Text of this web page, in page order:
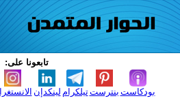
تابعونا على:
لينكدإن تيلكرامبنترست بودكاست